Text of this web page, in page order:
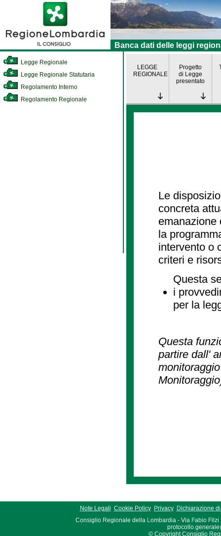
Banca dati delle leggi
Legge Regionale
Legge Regionale Statutaria
Regolamento Interno
Regolamento Regionale
LEGGE
REGIONALE
Progetto
di Legge
presentato
Le
concreta
emanazione
la
intervento o
criteri e
Questa
i
per la
Questa
partire dall'
Note Legali Cookie Policy Privacy
Dichiarazione
Consiglio Regionale della Lombardia - Via Fabio Filzi
© Copyright Consiglio